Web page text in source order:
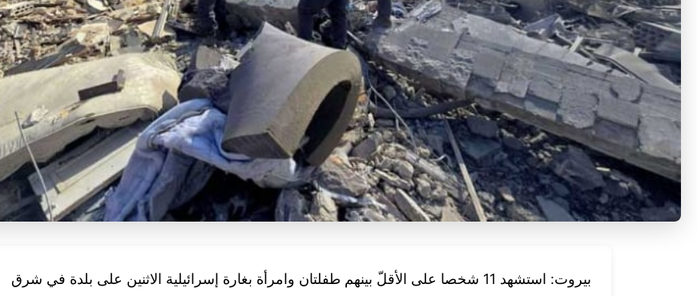
بيروت: استشهد 11 شخصا على الأقلّ بينهم طفلتان وامرأة بغارة إسرائيلية الاثنين على بلدة في شرق